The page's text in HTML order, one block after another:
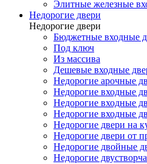
Элитные железные
Недорогие двери
Недорогие двери
Бюджетные входные
Под ключ
Из массива
Дешевые входные
Недорогие арочные
Недорогие входные
Недорогие входные
Недорогие входные
Недорогие двери на
Недорогие двери от
Недорогие двойные
Недорогие